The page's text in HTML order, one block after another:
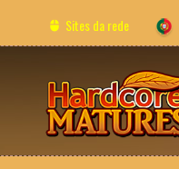
Sites da rede